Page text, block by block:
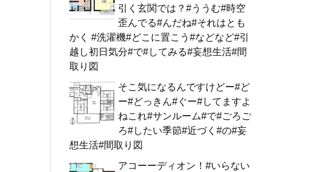
引く玄関では？#ううむ#時空
歪んでる#んだね#それはとも
かく #洗濯機#どこに置こう#などなど#引
越し初日気分#で#してみる#妄想生活#間
取り図
そこ気になるんですけどー#ど
ー#どっきん#ぐー#してますよ
ねこれ#サンルーム#で#ごろご
ろ#したい季節#近づく#の#妄
想生活#間取り図
アコーーディオン！#いらない